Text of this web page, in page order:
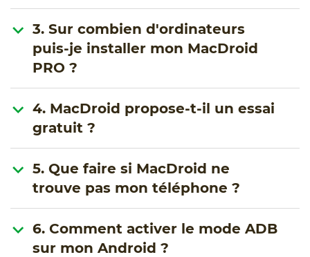
3. Sur combien d'ordinateurs
puis-je installer mon MacDroid
PRO ?
4. MacDroid propose-t-il un essai
gratuit ?
5. Que faire si MacDroid ne
trouve pas mon téléphone ?
6. Comment activer le mode ADB
sur mon Android ?